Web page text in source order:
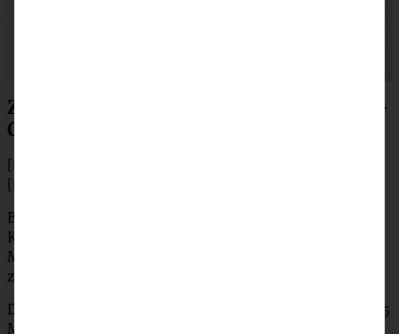
Zubereitung für den Schokoladen Letter-
Cake mit Beeren
[tabs]
[tab title=”Zubereitung”]
Backofen auf 170 °C (150 °C Umluft) vorheizen. Für den
Kuchen alle trockenen Zutaten in eine Schüssel füllen.
Milch, Rapsöl und Eier zufügen und mit dem Handrührer
zu einem cremigen und gleichmäßigen Teig rühren.
Die Backform ausfetten. Teig hineingeben und für 40 – 45
Minuten backen (Stäbchenprobe!). Kurz in der Form